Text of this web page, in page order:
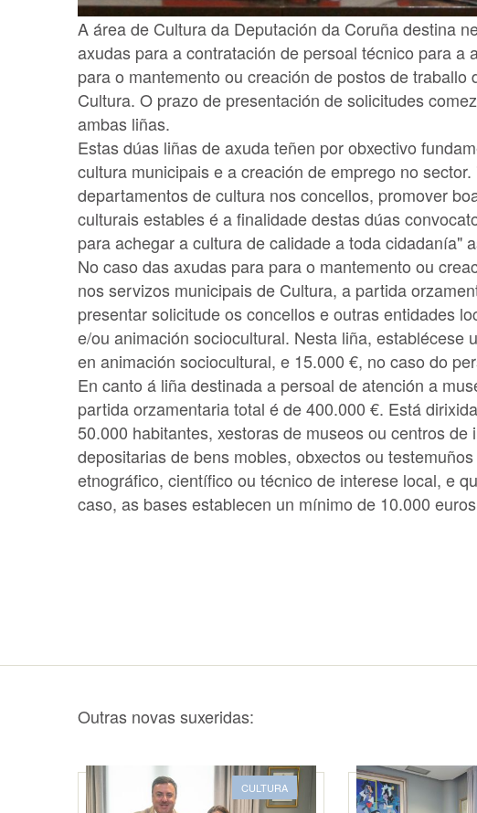
A área de Cultura da Deputación da Coruña destina
axudas para a contratación de persoal técnico para
para o mantemento ou creación de postos de
Cultura. O prazo de presentación de solicitudes
ambas liñas.
Estas dúas liñas de axuda teñen por obxectivo
cultura municipais e a creación de emprego no
departamentos de cultura nos concellos, promover
culturais estables é a finalidade destas dúas
para achegar a cultura de calidade a toda cidadanía"
No caso das axudas para para o mantemento ou
nos servizos municipais de Cultura, a partida
presentar solicitude os concellos e outras entidades
e/ou animación sociocultural. Nesta liña, establécese
en animación sociocultural, e 15.000 €, no caso do
En canto á liña destinada a persoal de atención a
partida orzamentaria total é de 400.000 €. Está
50.000 habitantes, xestoras de museos ou centros
depositarias de bens mobles, obxectos ou
etnográfico, científico ou técnico de interese local, e
caso, as bases establecen un mínimo de 10.000
Outras novas suxeridas:
CULTURA